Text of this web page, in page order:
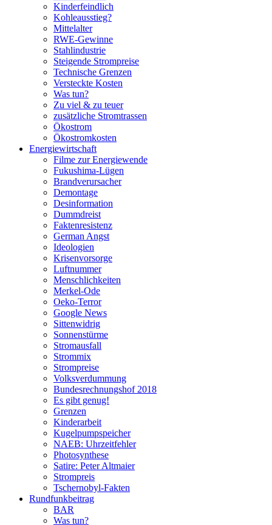
Kinderfeindlich
Kohleausstieg?
Mittelalter
RWE-Gewinne
Stahlindustrie
Steigende Strompreise
Technische Grenzen
Versteckte Kosten
Was tun?
Zu viel & zu teuer
zusätzliche Stromtrassen
Ökostrom
Ökostromkosten
Energiewirtschaft
Filme zur Energiewende
Fukushima-Lügen
Brandverursacher
Demontage
Desinformation
Dummdreist
Faktenresistenz
German Angst
Ideologien
Krisenvorsorge
Luftnummer
Menschlichkeiten
Merkel-Ode
Oeko-Terror
Google News
Sittenwidrig
Sonnenstürme
Stromausfall
Strommix
Strompreise
Volksverdummung
Bundesrechnungshof 2018
Es gibt genug!
Grenzen
Kinderarbeit
Kugelpumpspeicher
NAEB: Uhrzeitfehler
Photosynthese
Satire: Peter Altmaier
Strompreis
Tschernobyl-Fakten
Rundfunkbeitrag
BAR
Was tun?